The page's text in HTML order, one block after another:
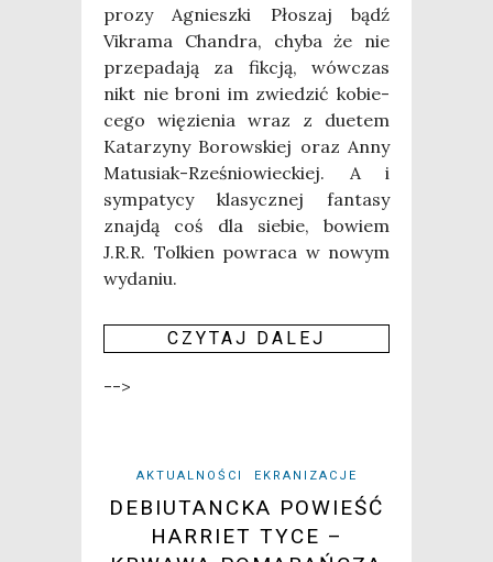
pro­zy Agniesz­ki Pło­szaj bądź
Vikra­ma Chan­dra, chy­ba że nie
prze­pa­da­ją za fik­cją, wów­czas
nikt nie bro­ni im zwie­dzić kobie­
ce­go wię­zie­nia wraz z duetem
Kata­rzy­ny Borow­skiej oraz Anny
Matu­siak-Rze­śnio­wiec­kiej. A i
sym­pa­ty­cy kla­sycz­nej fan­ta­sy
znaj­dą coś dla sie­bie, bowiem
J.R.R. Tol­kien powra­ca w nowym
wyda­niu.
CZY­TAJ DALEJ
-->
AKTUALNOŚCI EKRANIZACJE
DEBIUTANCKA POWIEŚĆ
HARRIET TYCE –